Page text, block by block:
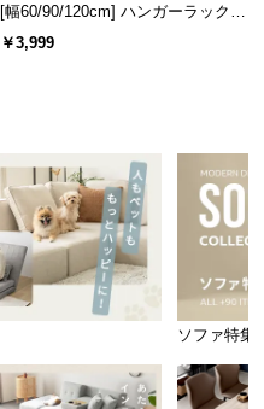
[幅60/90/120cm] ハンガーラック
スチール 4段階高さ調節 サイドフ
ック オープンラック シンプル
￥3,999
ソファ特集